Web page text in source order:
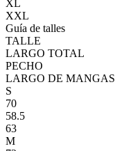
XL
XXL
Guía de talles
TALLE
LARGO TOTAL
PECHO
LARGO DE MANGAS
S
70
58.5
63
M